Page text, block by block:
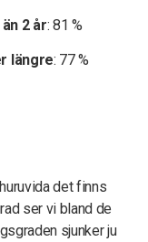
2 år: 81 %
längre: 77 %
det finns
ser vi bland de
sjunker ju